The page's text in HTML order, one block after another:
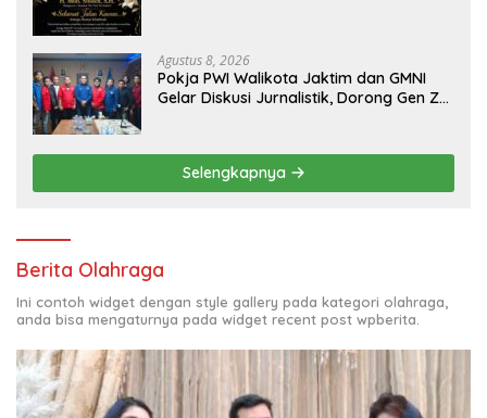
Agustus 8, 2026
Pokja PWI Walikota Jaktim dan GMNI
Gelar Diskusi Jurnalistik, Dorong Gen Z
Selengkapnya
Berita Olahraga
Ini contoh widget dengan style gallery pada kategori olahraga,
anda bisa mengaturnya pada widget recent post wpberita.